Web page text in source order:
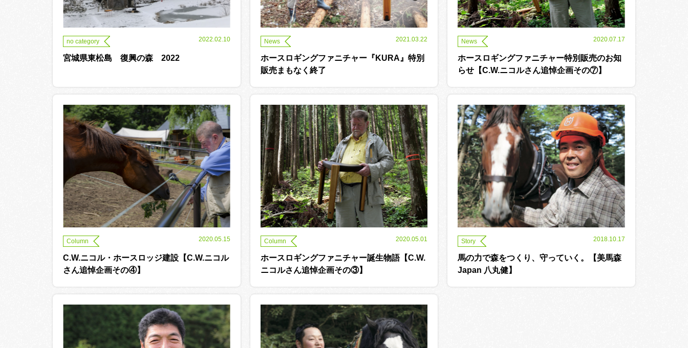
no category 2022.02.10
宮城県東松島 復興の森 2022
News 2021.03.22
ホースロギングファニチャー『KURA』特別
販売まもなく終了
News 2020.07.17
ホースロギングファニチャー特別販売のお知
らせ【C.W.ニコルさん追悼企画その⑦】
Column 2020.05.15
C.W.ニコル・ホースロッジ建設【C.W.ニコル
さん追悼企画その④】
Column 2020.05.01
ホースロギングファニチャー誕生物語【C.W.
ニコルさん追悼企画その③】
Story 2018.10.17
馬の力で森をつくり、守っていく。【美馬森
Japan 八丸健】